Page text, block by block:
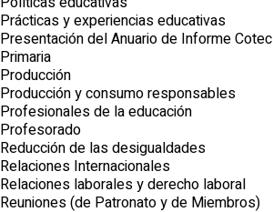
Prácticas y experiencias educativas
Presentación del Anuario de Informe Cotec
Primaria
Producción
Producción y consumo responsables
Profesionales de la educación
Profesorado
Reducción de las desigualdades
Relaciones Internacionales
Relaciones laborales y derecho laboral
Reuniones (de Patronato y de Miembros)